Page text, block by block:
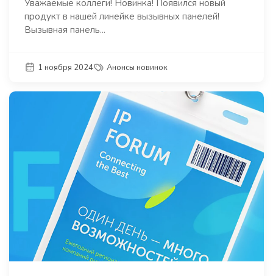
Уважаемые коллеги! Новинка! Появился новый
продукт в нашей линейке вызывных панелей!
Вызывная панель...
1 ноября 2024 Анонсы новинок